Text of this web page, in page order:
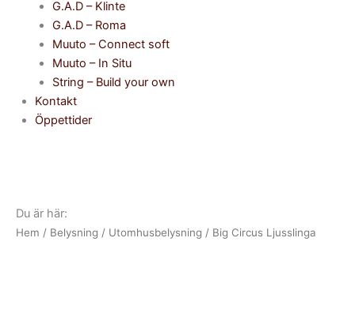
G.A.D – Klinte
G.A.D – Roma
Muuto – Connect soft
Muuto – In Situ
String – Build your own
Kontakt
Öppettider
Du är här:
Hem / Belysning / Utomhusbelysning / Big Circus Ljusslinga